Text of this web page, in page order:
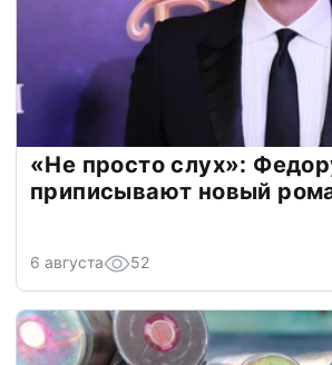
«Не просто слух»:
приписывают новый
6 августа 52